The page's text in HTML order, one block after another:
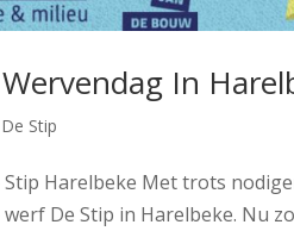
In
De Stip
Harelbeke Met trots
De Stip in Harelbeke. Nu